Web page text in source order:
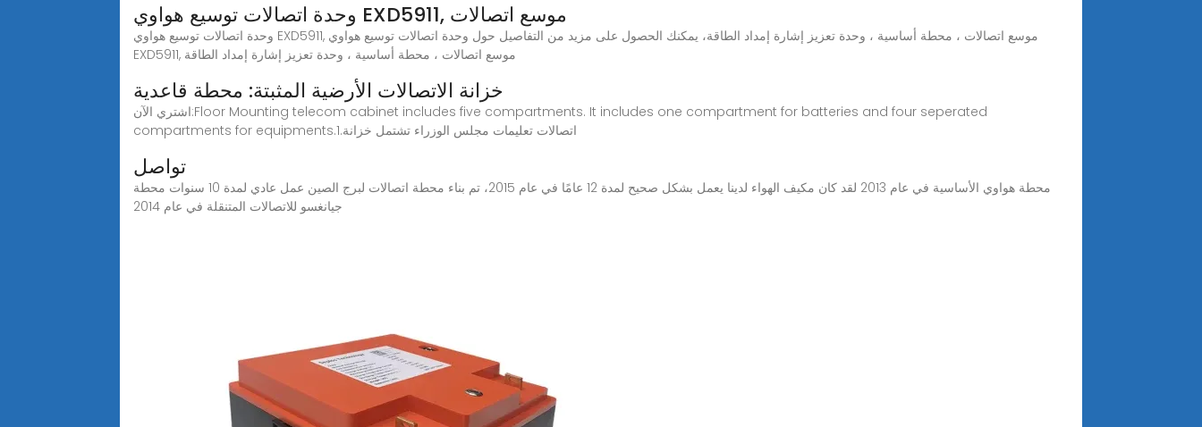
وحدة اتصالات توسيع هواوي EXD5911, موسع اتصالات
وحدة اتصالات توسيع هواوي EXD5911, موسع اتصالات ، محطة أساسية ، وحدة تعزيز إشارة إمداد الطاقة، يمكنك الحصول على مزيد من التفاصيل حول وحدة اتصالات توسيع هواوي
EXD5911, موسع اتصالات ، محطة أساسية ، وحدة تعزيز إشارة إمداد الطاقة
خزانة الاتصالات الأرضية المثبتة: محطة قاعدية
اشتري الآن:Floor Mounting telecom cabinet includes five compartments. It includes one compartment for batteries and four seperated
compartments for equipments.1.اتصالات تعليمات مجلس الوزراء تشتمل خزانة
تواصل
محطة هواوي الأساسية في عام 2013 لقد كان مكيف الهواء لدينا يعمل بشكل صحيح لمدة 12 عامًا في عام 2015، تم بناء محطة اتصالات لبرج الصين عمل عادي لمدة 10 سنوات محطة
جيانغسو للاتصالات المتنقلة في عام 2014